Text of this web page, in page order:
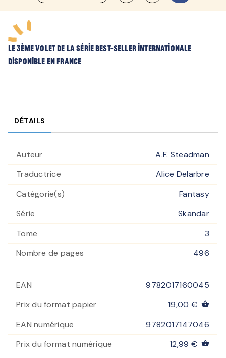
Le 3ème volet de la série best-seller internationale
disponible en France
DÉTAILS
Auteur
A.F. Steadman
Traductrice
Alice Delarbre
Catégorie(s)
Fantasy
Série
Skandar
Tome
3
Nombre de pages
496
EAN
9782017160045
Prix du format papier
19,00 € shopping_basket
EAN numérique
9782017147046
Prix du format numérique
12,99 € shopping_basket